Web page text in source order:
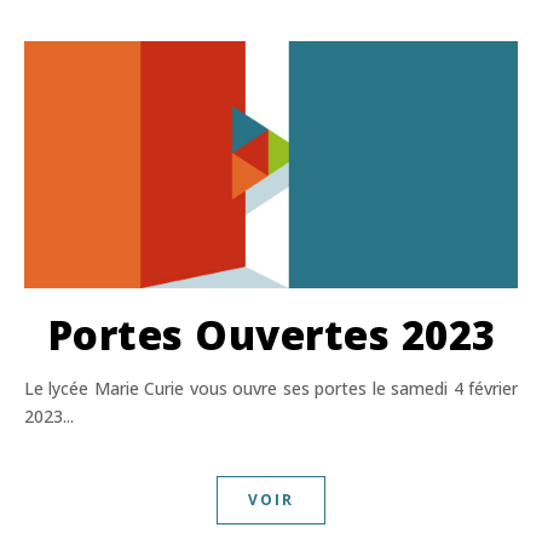
Portes Ouvertes 2023
Le lycée Marie Curie vous ouvre ses portes le samedi 4 février
2023...
VOIR